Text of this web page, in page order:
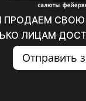
ПРОДАЕМ
ЛИЦАМ
Отправить